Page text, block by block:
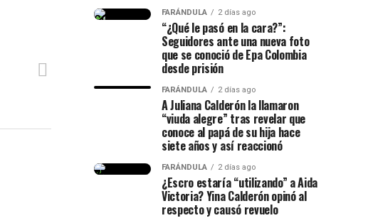
FARÁNDULA 2 días ago
“¿Qué le pasó en la cara?”:
Seguidores ante una nueva foto
que se conoció de Epa Colombia
desde prisión
FARÁNDULA 2 días ago
A Juliana Calderón la llamaron
“viuda alegre” tras revelar que
conoce al papá de su hija hace
siete años y así reaccionó
FARÁNDULA 2 días ago
¿Escro estaría “utilizando” a Aida
Victoria? Yina Calderón opinó al
respecto y causó revuelo